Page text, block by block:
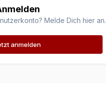
Melde Dich hier an.
anmelden